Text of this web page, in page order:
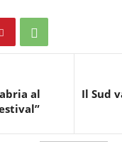
al
Il Sud